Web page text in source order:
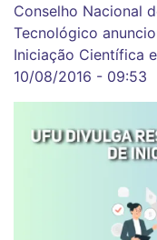
Conselho Nacional
Tecnológico
Iniciação Científica
10/08/2016 - 09:53